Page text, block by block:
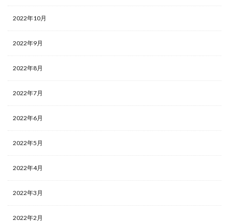
2022年10月
2022年9月
2022年8月
2022年7月
2022年6月
2022年5月
2022年4月
2022年3月
2022年2月